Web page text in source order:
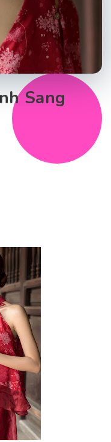
Sang